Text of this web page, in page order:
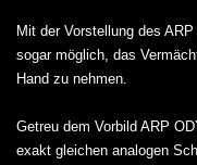
Mit der Vorstellung des
sogar möglich, das
Hand zu nehmen.
Getreu dem Vorbild ARP
exakt gleichen analogen